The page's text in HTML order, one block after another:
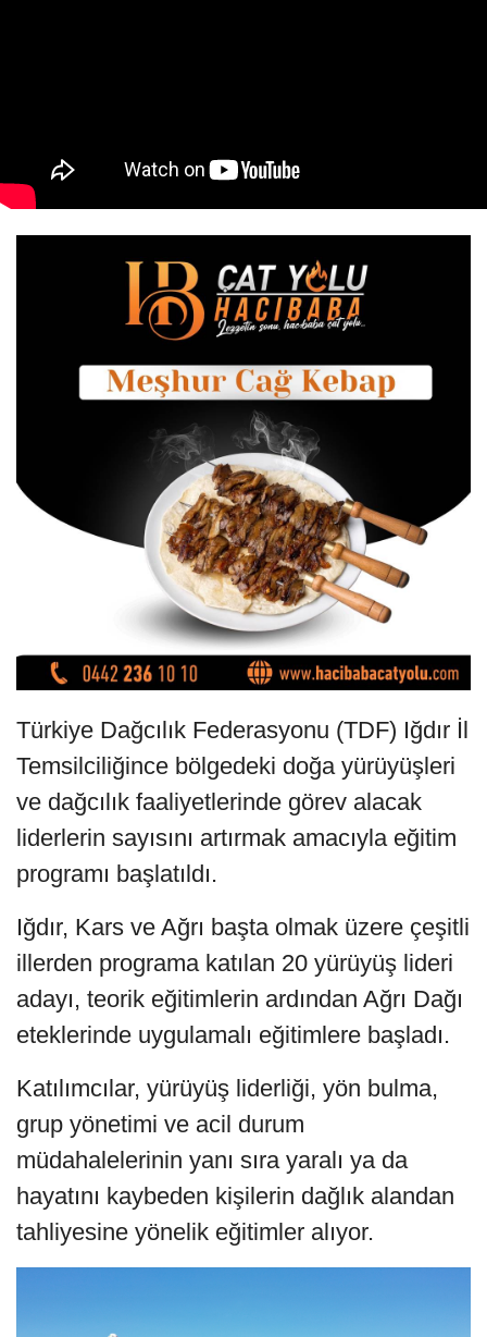
Türkiye Dağcılık Federasyonu (TDF) Iğdır İl
Temsilciliğince bölgedeki doğa yürüyüşleri
ve dağcılık faaliyetlerinde görev alacak
liderlerin sayısını artırmak amacıyla eğitim
programı başlatıldı.
Iğdır, Kars ve Ağrı başta olmak üzere çeşitli
illerden programa katılan 20 yürüyüş lideri
adayı, teorik eğitimlerin ardından Ağrı Dağı
eteklerinde uygulamalı eğitimlere başladı.
Katılımcılar, yürüyüş liderliği, yön bulma,
grup yönetimi ve acil durum
müdahalelerinin yanı sıra yaralı ya da
hayatını kaybeden kişilerin dağlık alandan
tahliyesine yönelik eğitimler alıyor.